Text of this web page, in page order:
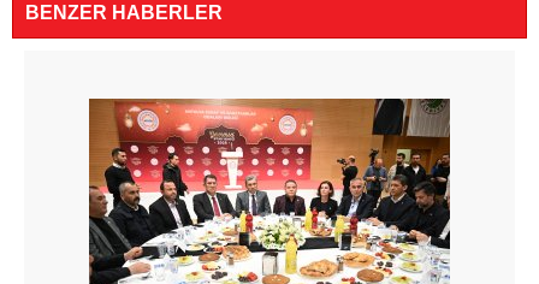
BENZER HABERLER